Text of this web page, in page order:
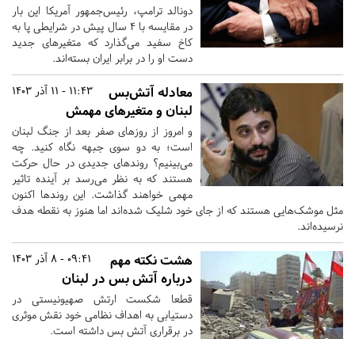
دونالد ترامپ، رئیس‌جمهور آمریکا این بار
در مقایسه با 4 سال پیش در شرایطی پا به
کاخ سفید می‌گذارد که متغیرهای جدید
دست او را در برابر ایران بسته‌اند.
11:43 - 11 آذر 1403
معادله آتش‌بس
لبنان و متغیرهای مهمش
و امروز از روزهای صفر بعد از جنگ لبنان
است؛ به دو سوی جبهه نگاه کنید. چه
می‌بینیم؟ روندهای جدیدی در حال حرکت
هستند که به نظر می‌رسد بر آینده تاثیر
مهمی خواهند گذاشت. این روندها اکنون
مثل موشک‌هایی هستند که از جای خود شلیک شده‌اند‌ اما هنوز به نقطه هدف
نرسیده‌اند.
09:41 - 8 آذر 1403
هشت نکته مهم
درباره آتش بس در لبنان
قطعا شکست ارتش صهیونیستی در
دستیابی به اهداف نظامی خود نقش موثری
در برقراری آتش بس داشته است.